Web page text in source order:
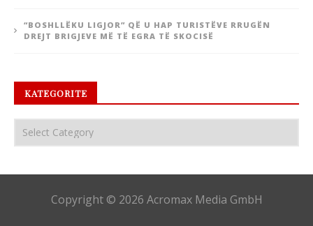
“BOSHLLËKU LIGJOR” QË U HAP TURISTËVE RRUGËN
DREJT BRIGJEVE MË TË EGRA TË SKOCISË
KATEGORITE
Copyright © 2026 Acromax Media GmbH